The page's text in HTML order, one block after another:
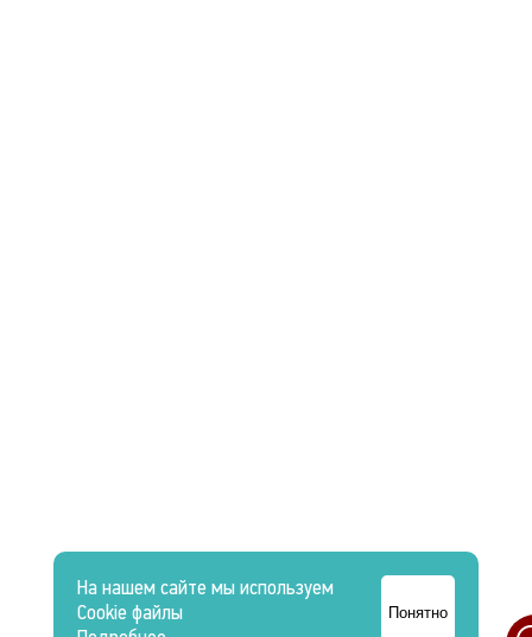
На нашем сайте мы используем
Cookie файлы
Понятно